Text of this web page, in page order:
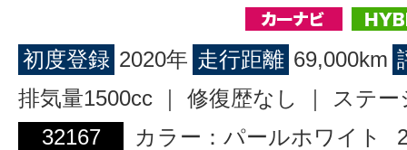
初度登録 2020年 走行距離 69,000km
排気量1500cc ｜ 修復歴なし ｜ ステ
32167
カラー：パールホワイト